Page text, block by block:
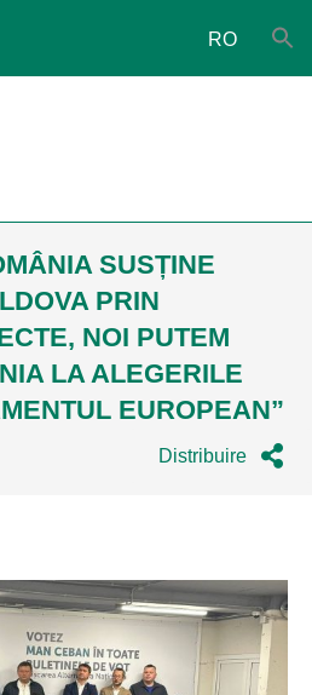
RO
SUSȚINE
PRIN
NOI PUTEM
LA ALEGERILE
EUROPEAN”
Distribuire